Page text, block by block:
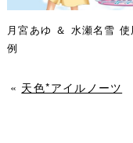
月宮あゆ ＆ 水瀬名雪 使
例
« 天色*アイルノーツ